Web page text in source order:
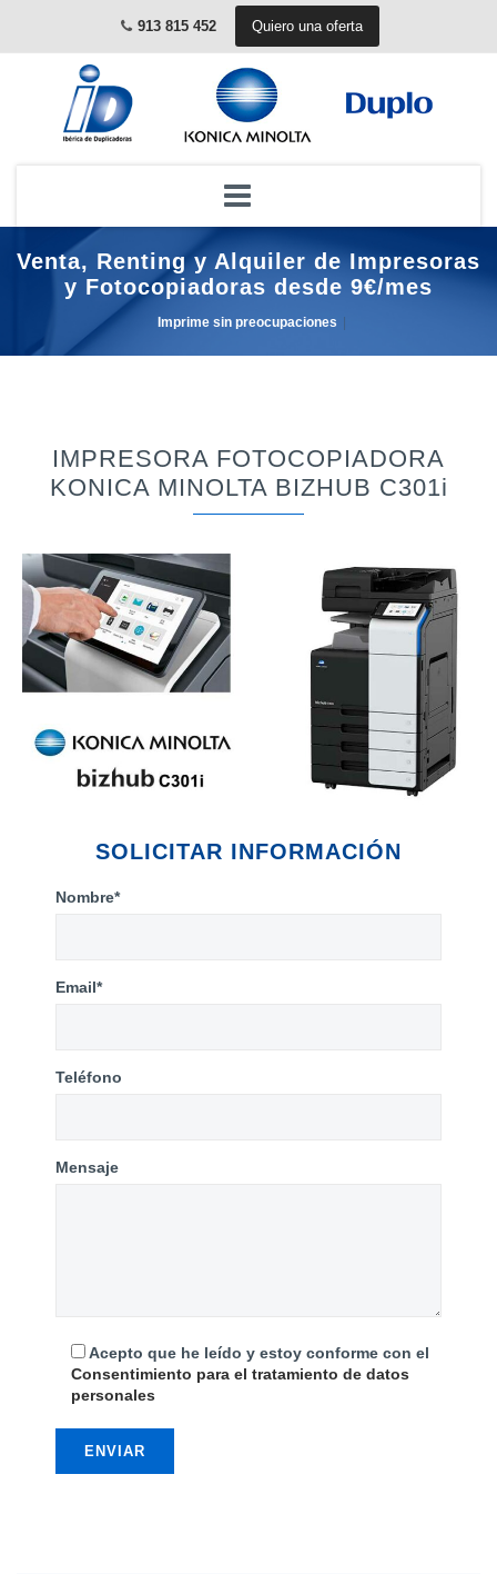
913 815 452 Quiero una oferta
to
Venta, Renting y Alquiler de Impresoras
y Fotocopiadoras desde 9€/mes
Imprime |
IMPRESORA FOTOCOPIADORA
KONICA MINOLTA BIZHUB C301i
SOLICITAR INFORMACIÓN
Nombre*
Email*
Teléfono
Mensaje
Acepto que he leído y estoy conforme con el
Consentimiento para el tratamiento de datos
personales